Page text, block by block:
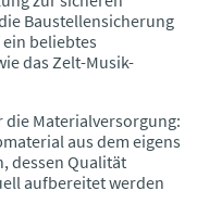
Baustellensicherung
beliebtes
das Zelt-Musik-
die Materialversorgung:
aus dem eigens
dessen Qualität
aufbereitet werden